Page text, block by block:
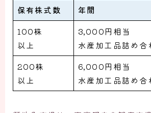
保有株式数
年間
100株
以上
3,000円相当
水産加工品詰め合
200株
以上
6,000円相当
水産加工品詰め合